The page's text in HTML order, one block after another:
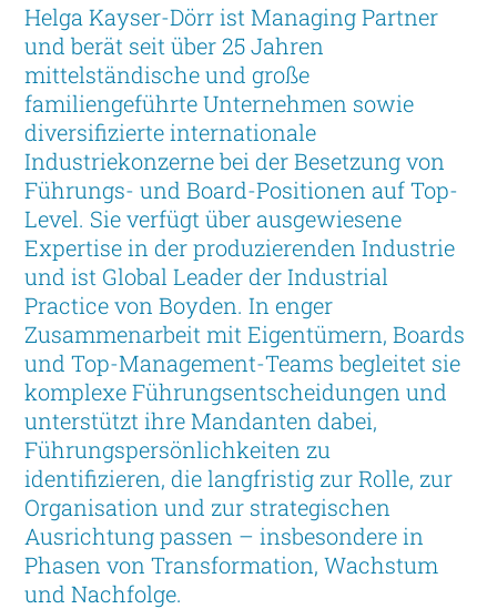
Helga Kayser-Dörr ist Managing Partner
und berät seit über 25 Jahren
mittelständische und große
familiengeführte Unternehmen sowie
diversifizierte internationale
Industriekonzerne bei der Besetzung von
Führungs- und Board-Positionen auf Top-
Level. Sie verfügt über ausgewiesene
Expertise in der produzierenden Industrie
und ist Global Leader der Industrial
Practice von Boyden. In enger
Zusammenarbeit mit Eigentümern, Boards
und Top-Management-Teams begleitet sie
komplexe Führungsentscheidungen und
unterstützt ihre Mandanten dabei,
Führungspersönlichkeiten zu
identifizieren, die langfristig zur Rolle, zur
Organisation und zur strategischen
Ausrichtung passen – insbesondere in
Phasen von Transformation, Wachstum
und Nachfolge.